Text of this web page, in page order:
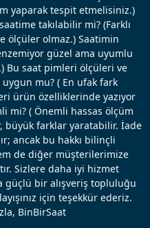
yaparak tespit etmelisiniz.)
takılabilir mi? (Farklı
ölçüler olmaz.) Saatimin
güzel ama uyumlu
Bu saat pimleri ölçüleri ve
uygun mu? ( En ufak fark
ürün özelliklerinde yazıyor
mi? ( Önemli hassas ölçüm
büyük farklar yaratabilir. İade
ancak bu hakkı bilinçli
de diğer müşterilerimize
Sizlere daha iyi hizmet
güçlü bir alışveriş topluluğu
için teşekkür ederiz.
BinBirSaat